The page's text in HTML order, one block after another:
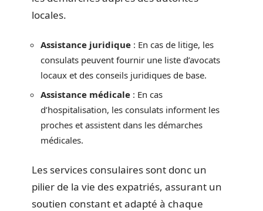
locales.
Assistance juridique : En cas de litige, les
consulats peuvent fournir une liste d’avocats
locaux et des conseils juridiques de base.
Assistance médicale : En cas
d’hospitalisation, les consulats informent les
proches et assistent dans les démarches
médicales.
Les services consulaires sont donc un
pilier de la vie des expatriés, assurant un
soutien constant et adapté à chaque